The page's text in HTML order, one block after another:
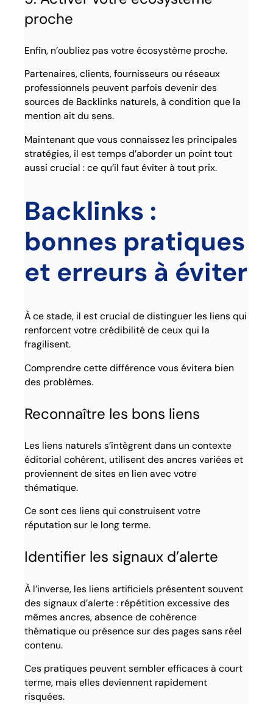
proche
Enfin, n’oubliez pas votre écosystème proche.
Partenaires, clients, fournisseurs ou réseaux
professionnels peuvent parfois devenir des
sources de Backlinks naturels, à condition que la
mention ait du sens.
Maintenant que vous connaissez les principales
stratégies, il est temps d’aborder un point tout
aussi crucial : ce qu’il faut éviter à tout prix.
Backlinks :
bonnes pratiques
et erreurs à éviter
À ce stade, il est crucial de distinguer les liens qui
renforcent votre crédibilité de ceux qui la
fragilisent.
Comprendre cette différence vous évitera bien
des problèmes.
Reconnaître les bons liens
Les liens naturels s’intègrent dans un contexte
éditorial cohérent, utilisent des ancres variées et
proviennent de sites en lien avec votre
thématique.
Ce sont ces liens qui construisent votre
réputation sur le long terme.
Identifier les signaux d’alerte
À l’inverse, les liens artificiels présentent souvent
des signaux d’alerte : répétition excessive des
mêmes ancres, absence de cohérence
thématique ou présence sur des pages sans réel
contenu.
Ces pratiques peuvent sembler efficaces à court
terme, mais elles deviennent rapidement
risquées.